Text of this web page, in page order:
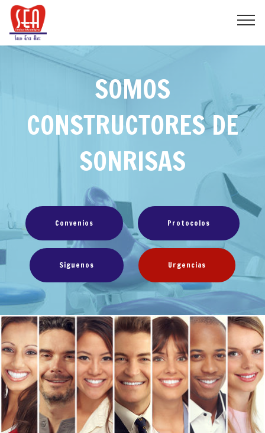
SOMOS
CONSTRUCTORES DE
SONRISAS
Convenios Protocolos
Siguenos Urgencias